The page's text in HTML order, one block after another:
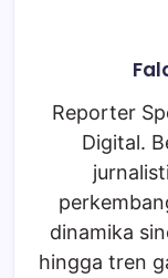
Reporter
Digital.
dinamika
hingga tren